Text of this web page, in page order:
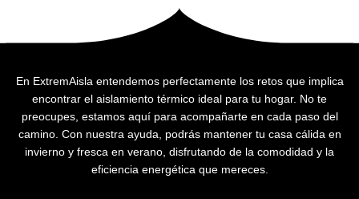
En ExtremAisla entendemos perfectamente los retos que implica
encontrar el aislamiento térmico ideal para tu hogar. No te
preocupes, estamos aquí para acompañarte en cada paso del
camino. Con nuestra ayuda, podrás mantener tu casa cálida en
invierno y fresca en verano, disfrutando de la comodidad y la
eficiencia energética que mereces.